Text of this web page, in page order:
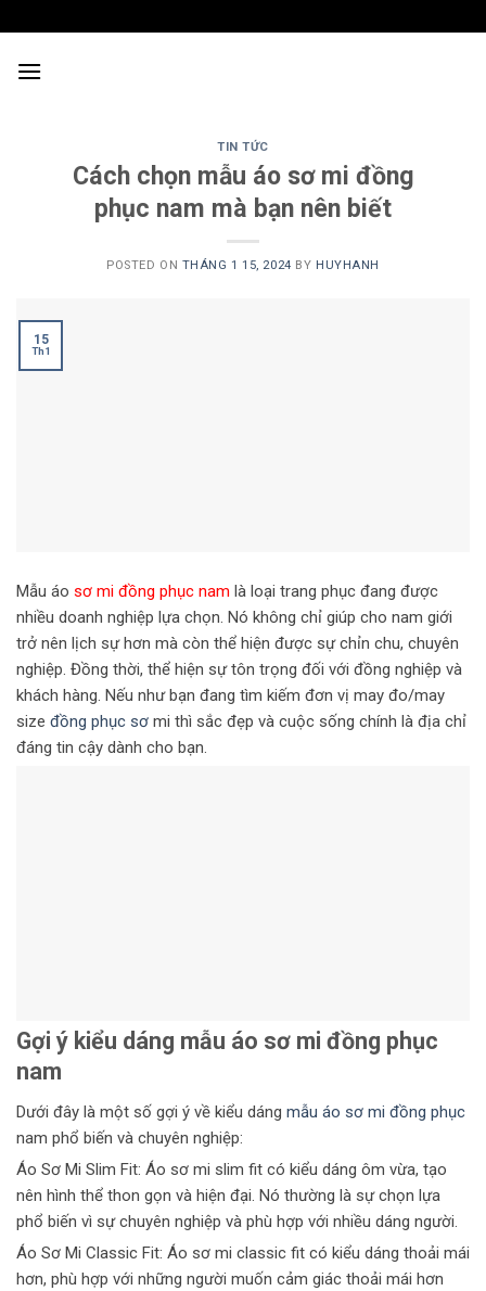
to
content
TIN TỨC
Cách chọn mẫu áo sơ mi đồng
phục nam mà bạn nên biết
POSTED ON THÁNG 1 15, 2024 BY HUYHANH
15
Th1
Mẫu áo sơ mi đồng phục nam là loại trang phục đang được
nhiều doanh nghiệp lựa chọn. Nó không chỉ giúp cho nam giới
trở nên lịch sự hơn mà còn thể hiện được sự chỉn chu, chuyên
nghiệp. Đồng thời, thể hiện sự tôn trọng đối với đồng nghiệp và
khách hàng. Nếu như bạn đang tìm kiếm đơn vị may đo/may
size đồng phục sơ mi thì sắc đẹp và cuộc sống chính là địa chỉ
đáng tin cậy dành cho bạn.
Gợi ý kiểu dáng mẫu áo sơ mi đồng phục
nam
Dưới đây là một số gợi ý về kiểu dáng mẫu áo sơ mi đồng phục
nam phổ biến và chuyên nghiệp:
Áo Sơ Mi Slim Fit: Áo sơ mi slim fit có kiểu dáng ôm vừa, tạo
nên hình thể thon gọn và hiện đại. Nó thường là sự chọn lựa
phổ biến vì sự chuyên nghiệp và phù hợp với nhiều dáng người.
Áo Sơ Mi Classic Fit: Áo sơ mi classic fit có kiểu dáng thoải mái
hơn, phù hợp với những người muốn cảm giác thoải mái hơn